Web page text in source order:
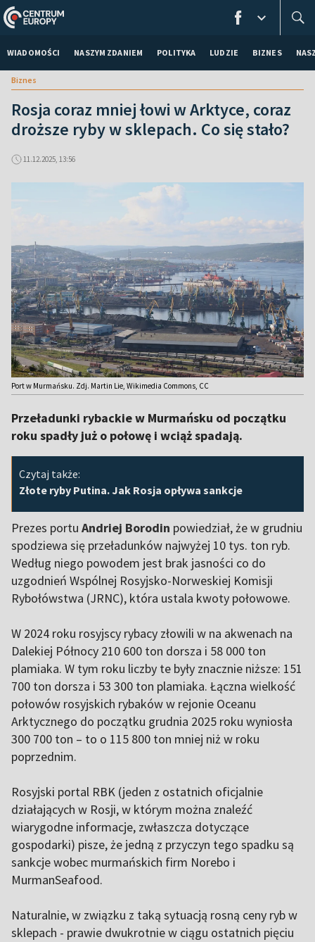
WIADOMOŚCI NASZYM ZDANIEM POLITYKA LUDZIE BIZNES
Biznes
Rosja coraz mniej łowi w Arktyce, coraz
droższe ryby w sklepach. Co się stało?
11.12.2025, 13:56
Port w Murmańsku. Zdj. Martin Lie, Wikimedia Commons, CC
Przeładunki rybackie w Murmańsku od początku
roku spadły już o połowę i wciąż spadają.
Czytaj także:
Złote ryby Putina. Jak Rosja opływa sankcje
Prezes portu Andriej Borodin powiedział, że w grudniu
spodziewa się przeładunków najwyżej 10 tys. ton ryb.
Według niego powodem jest brak jasności co do
uzgodnień Wspólnej Rosyjsko-Norweskiej Komisji
Rybołówstwa (JRNC), która ustala kwoty połowowe.
W 2024 roku rosyjscy rybacy złowili w na akwenach na
Dalekiej Północy 210 600 ton dorsza i 58 000 ton
plamiaka. W tym roku liczby te były znacznie niższe: 151
700 ton dorsza i 53 300 ton plamiaka. Łączna wielkość
połowów rosyjskich rybaków w rejonie Oceanu
Arktycznego do początku grudnia 2025 roku wyniosła
300 700 ton – to o 115 800 ton mniej niż w roku
poprzednim.
Rosyjski portal RBK (jeden z ostatnich oficjalnie
działających w Rosji, w którym można znaleźć
wiarygodne informacje, zwłaszcza dotyczące
gospodarki) pisze, że jedną z przyczyn tego spadku są
sankcje wobec murmańskich firm Norebo i
MurmanSeafood.
Naturalnie, w związku z taką sytuacją rosną ceny ryb w
sklepach - prawie dwukrotnie w ciągu ostatnich pięciu